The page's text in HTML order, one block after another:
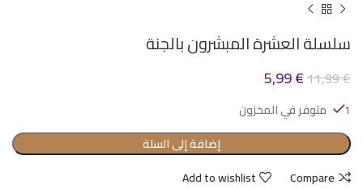
سلسلة العشرة المبشرون بالجنة
11,99€
5,99€
1 متوفر في المخزون
إضافة إلى السلة
Compare
Add to wishlist